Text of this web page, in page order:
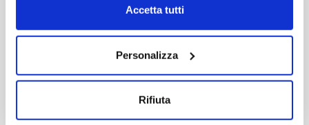
modificare o revocare il proprio consenso in qualsiasi
momento dalla Dichiarazione sui cookie o facendo clic
Con il tuo consenso, vorremmo anche:
raccogliere informazioni sulla tua posizione
Accetta tutti
Personalizza
Rifiuta
Reg Imprese Firenze
COOKIE
WHISTLEBLOWING
CREDITS